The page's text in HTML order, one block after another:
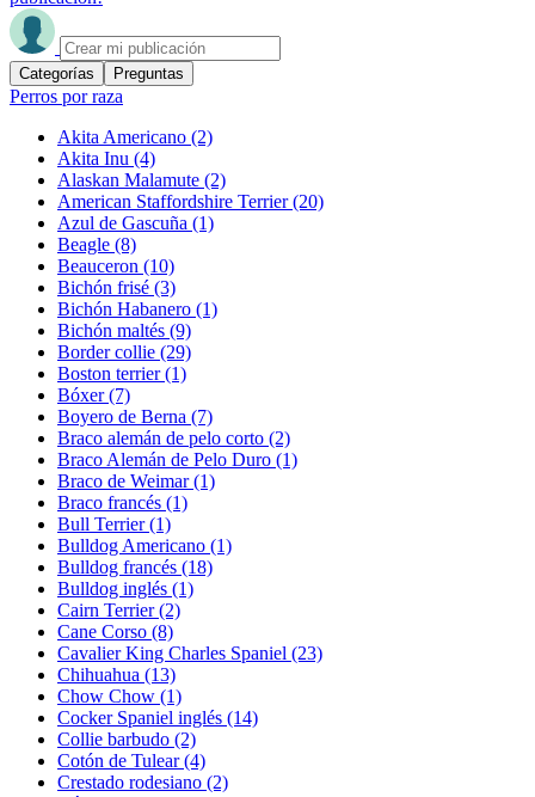
Categorías Preguntas
Perros por raza
Akita Americano (2)
Akita Inu (4)
Alaskan Malamute (2)
American Staffordshire Terrier(20)
Azul de Gascuña (1)
Beagle (8)
Beauceron (10)
Bichón frisé (3)
Bichón Habanero (1)
Bichón maltés (9)
Border collie (29)
Boston terrier(1)
Bóxer(7)
Boyero de Berna (7)
Braco alemán de pelo corto (2)
Braco Alemán de Pelo Duro (1)
Braco de Weimar(1)
Braco francés (1)
Bull Terrier(1)
Bulldog Americano (1)
Bulldog francés (18)
Bulldog inglés (1)
Cairn Terrier(2)
Cane Corso (8)
Cavalier King Charles Spaniel (23)
Chihuahua (13)
Chow Chow (1)
Cocker Spaniel inglés (14)
Collie barbudo (2)
Cotón de Tulear(4)
Crestado rodesiano (2)